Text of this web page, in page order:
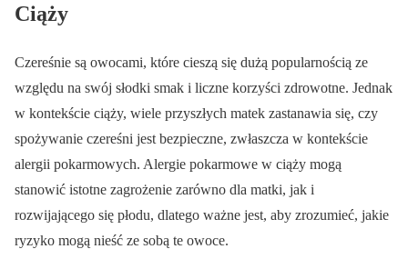
Ciąży
Czereśnie są owocami, które cieszą się dużą popularnością ze
względu na swój słodki smak i liczne korzyści zdrowotne. Jednak
w kontekście ciąży, wiele przyszłych matek zastanawia się, czy
spożywanie czereśni jest bezpieczne, zwłaszcza w kontekście
alergii pokarmowych. Alergie pokarmowe w ciąży mogą
stanowić istotne zagrożenie zarówno dla matki, jak i
rozwijającego się płodu, dlatego ważne jest, aby zrozumieć, jakie
ryzyko mogą nieść ze sobą te owoce.